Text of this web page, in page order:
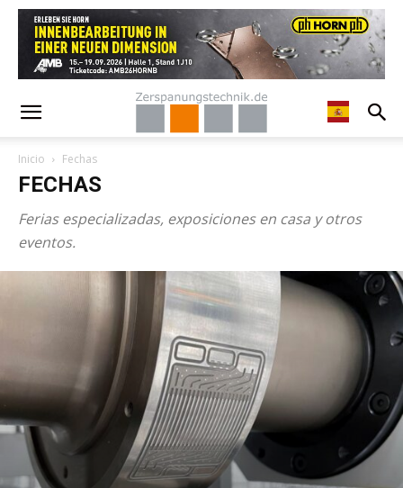
Inicio Fechas
FECHAS
Ferias especializadas, exposiciones en casa y otros
eventos.